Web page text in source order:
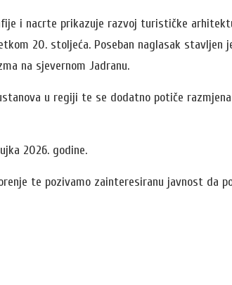
i nacrte prikazuje razvoj turističke
20. stoljeća. Poseban naglasak
na sjevernom Jadranu.
u regiji te se dodatno potiče
2026. godine.
te pozivamo zainteresiranu javnost da